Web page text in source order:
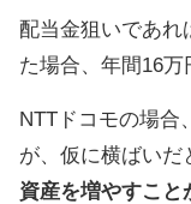
配当金狙いであれ
た場合、年間16万
NTTドコモの場合
が、仮に横ばいだ
資産を増やすこと